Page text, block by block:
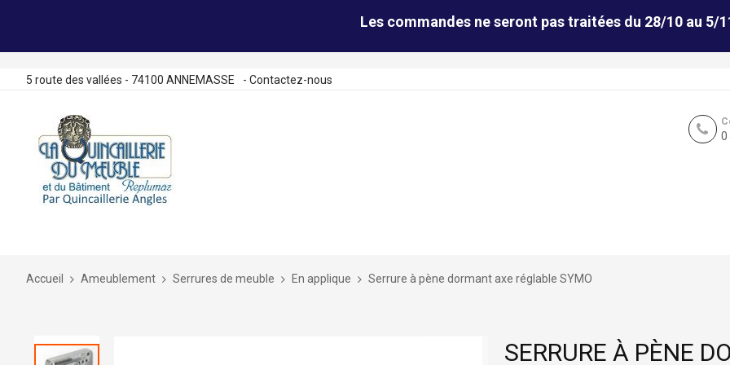
Les commandes ne seront pas traitées du 28/10 au 5/
5 route des vallées - 74100 ANNEMASSE - Contactez-nous
Accueil Ameublement Serrures de meuble En applique Serrure à pène dormant axe réglable SYMO
Skip
SERRURE À PÈNE